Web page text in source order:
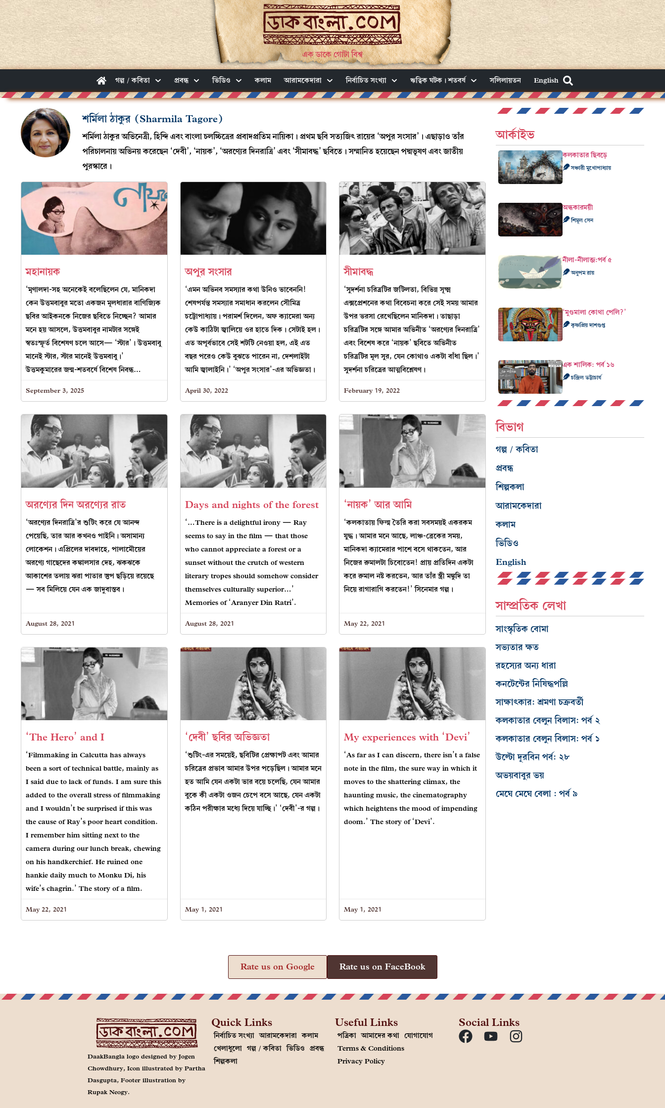
এক ডাকে গোটা বিশ্ব
গল্প / কবিতা প্রবন্ধ ভিডিও কলাম আরামকেদারা নির্বাচিত সংখ্যা ঋত্বিক ঘটক। শতবর্ষ সলিলায়তন English
শর্মিলা ঠাকুর (Sharmila Tagore)
শর্মিলা ঠাকুর অভিনেত্রী, হিন্দি এবং বাংলা চলচ্চিত্রের প্রবাদপ্রতিম নায়িকা। প্রথম ছবি সত্যজিৎ রায়ের ‘অপুর সংসার’। এছাড়াও তাঁর
পরিচালনায় অভিনয় করেছেন ‘দেবী’, ‘নায়ক’, ‘অরণ্যের দিনরাত্রি’ এবং ‘সীমাবদ্ধ’ ছবিতে। সম্মানিত হয়েছেন পদ্মভূষণ এবং জাতীয়
পুরস্কারে।
মহানায়ক
‘মৃণালদা-সহ অনেকেই বলেছিলেন যে, মানিকদা
কেন উত্তমবাবুর মতো একজন মূলধারার বাণিজ্যিক
ছবির আইকনকে নিজের ছবিতে নিচ্ছেন? আমার
মনে হয় আসলে, উত্তমবাবুর নামটার সঙ্গেই
স্বতঃস্ফূর্ত বিশেষণ চলে আসে— ‘স্টার’। উত্তমবাবু
মানেই স্টার, স্টার মানেই উত্তমবাবু।’
উত্তমকুমারের জন্ম-শতবর্ষে বিশেষ নিবন্ধ…
September 3, 2025
অপুর সংসার
‘এমন অভিনব সমস্যার কথা উনিও ভাবেননি!
শেষপর্যন্ত সমস্যার সমাধান করলেন সৌমিত্র
চট্টোপাধ্যায়। পরামর্শ দিলেন, অফ ক্যামেরা অন্য
কেউ কাঠিটা জ্বালিয়ে ওর হাতে দিক। সেটাই হল।
এত অপূর্বভাবে সেই শটটি নেওয়া হল, এই এত
বছর পরেও কেউ বুঝতে পারেন না, দেশলাইটা
আমি জ্বালাইনি।’ ‘অপুর সংসার’-এর অভিজ্ঞতা।
April 30, 2022
সীমাবদ্ধ
‘সুদর্শনা চরিত্রটির জটিলতা, বিভিন্ন সূক্ষ্ম
এক্সপ্রেশনের কথা বিবেচনা করে সেই সময় আমার
উপর ভরসা রেখেছিলেন মানিকদা। তাছাড়া
চরিত্রটির সঙ্গে আমার অভিনীত ‘অরণ্যের দিনরাত্রি’
এবং বিশেষ করে ‘নায়ক’ ছবিতে অভিনীত
চরিত্রটির মূল সুর, যেন কোথাও একটা বাঁধা ছিল।’
সুদর্শনা চরিত্রের আত্মবিশ্লেষণ।
February 19, 2022
অরণ্যের দিন অরণ্যের রাত
‘অরণ্যের দিনরাত্রি’র শুটিং করে যে আনন্দ
পেয়েছি, তার আর কখনও পাইনি। অসামান্য
লোকেশন। এপ্রিলের দাবদাহে, পালামৌয়ের
অরণ্যে গাছেদের কঙ্কালসার দেহ, ঝকঝকে
আকাশের তলায় ঝরা পাতার স্তুপ ছড়িয়ে রয়েছে
— সব মিলিয়ে যেন এক জাদুবাস্তব।
August 28, 2021
Days and nights of the forest
‘…There is a delightful irony — Ray
seems to say in the film — that those
who cannot appreciate a forest or a
sunset without the crutch of western
literary tropes should somehow consider
themselves culturally superior…’
Memories of ‘Aranyer Din Ratri’.
August 28, 2021
‘নায়ক’ আর আমি
‘কলকাতায় ফিল্ম তৈরি করা সবসময়ই একরকম
যুদ্ধ। আমার মনে আছে, লাঞ্চ-ব্রেকের সময়,
মানিকদা ক্যামেরার পাশে বসে থাকতেন, আর
নিজের রুমালটা চিবোতেন! প্রায় প্রতিদিন একটা
করে রুমাল নষ্ট করতেন, আর তাঁর স্ত্রী মঙ্কুদি তা
নিয়ে রাগারাগি করতেন!’ সিনেমার গল্প।
May 22, 2021
‘The Hero’ and I
‘Filmmaking in Calcutta has always
been a sort of technical battle, mainly as
I said due to lack of funds. I am sure this
added to the overall stress of filmmaking
and I wouldn’t be surprised if this was
the cause of Ray’s poor heart condition.
I remember him sitting next to the
camera during our lunch break, chewing
on his handkerchief. He ruined one
hankie daily much to Monku Di, his
wife’s chagrin.’ The story of a film.
May 22, 2021
‘দেবী’ ছবির অভিজ্ঞতা
‘শুটিং-এর সময়েই, ছবিটির প্রেক্ষাপট এবং আমার
চরিত্রের প্রভাব আমার উপর পড়েছিল। আমার মনে
হত আমি যেন একটা ভার বয়ে চলেছি, যেন আমার
বুকে কী একটা ওজন চেপে বসে আছে, যেন একটা
কঠিন পরীক্ষার মধ্যে দিয়ে যাচ্ছি।’ ‘দেবী’-র গল্প।
May 1, 2021
My experiences with ‘Devi’
‘As far as I can discern, there isn’t a false
note in the film, the sure way in which it
moves to the shattering climax, the
haunting music, the cinematography
which heightens the mood of impending
doom.’ The story of ‘Devi’.
May 1, 2021
আর্কাইভ
কলকাতার ছিবড়ে
সঞ্চারী মুখোপাধ্যায়
অন্ধকারময়ী
শিমূল সেন
নীলা-নীলাব্জ:পর্ব ৫
অনুপম রায়
‘মুণ্ডমালা কোথা পেলি?’
কৃষ্ণপ্রিয় দাশগুপ্ত
এক শালিক: পর্ব ১৬
চন্দ্রিল ভট্টাচার্য
বিভাগ
গল্প / কবিতা
প্রবন্ধ
শিল্পকলা
আরামকেদারা
কলাম
ভিডিও
English
সাম্প্রতিক লেখা
সাংস্কৃতিক বোমা
সভ্যতার ক্ষত
রহস্যের অন্য ধারা
কনটেন্টের নিষিদ্ধপল্লি
সাক্ষাৎকার: শ্রমণা চক্রবর্তী
কলকাতার বেলুন বিলাস: পর্ব ২
কলকাতার বেলুন বিলাস: পর্ব ১
উল্টো দূরবিন পর্ব: ২৮
অভয়বাবুর ভয়
মেঘে মেঘে বেলা : পর্ব ৯
Rate us on Google Rate us on FaceBook
DaakBangla logo designed by Jogen
Chowdhury, Icon illustrated by Partha
Dasgupta, Footer illustration by
Rupak Neogy.
Quick Links
নির্বাচিত সংখ্যা আরামকেদারা কলাম
খেলাধুলো গল্প / কবিতা ভিডিও প্রবন্ধ
শিল্পকলা
Useful Links
পত্রিকা আমাদের কথা যোগাযোগ
Terms & Conditions
Privacy Policy
Social Links